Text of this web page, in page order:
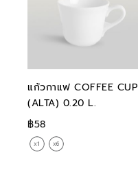
แก้วกาแฟ COFFEE CUP
(ALTA) 0.20 L.
฿58